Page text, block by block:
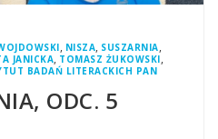
, NISZA, SUSZARNIA,
JANICKA, TOMASZ ŻUKOWSKI,
BADAŃ LITERACKICH PAN
ODC. 5